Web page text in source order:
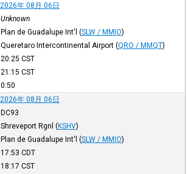
2026年 08月 06日
Unknown
Plan de Guadalupe Int'l (SLW / MMIO)
Queretaro Intercontinental Airport (QRO / MMQT)
20:25 CST
21:15 CST
0:50
2026年 08月 06日
DC93
Shreveport Rgnl (KSHV)
Plan de Guadalupe Int'l (SLW / MMIO)
17:53 CDT
18:17 CST